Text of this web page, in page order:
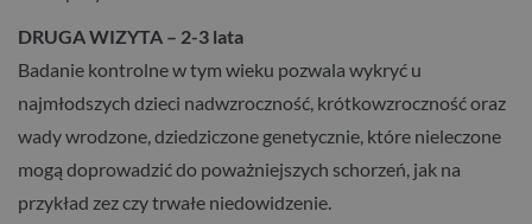
DRUGA WIZYTA – 2-3 lata
Badanie kontrolne w tym wieku pozwala wykryć u
najmłodszych dzieci nadwzroczność, krótkowzroczność oraz
wady wrodzone, dziedziczone genetycznie, które nieleczone
mogą doprowadzić do poważniejszych schorzeń, jak na
przykład zez czy trwałe niedowidzenie.